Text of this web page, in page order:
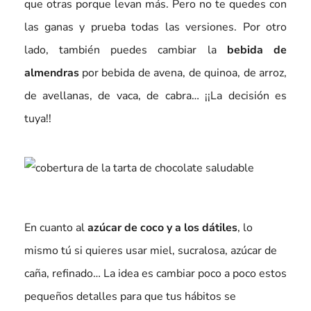
que otras porque levan más. Pero no te quedes con
las ganas y prueba todas las versiones. Por otro
lado, también puedes cambiar la bebida de
almendraspor bebida de avena, de quinoa, de arroz,
de avellanas, de vaca, de cabra… ¡¡La decisión es
tuya!!
En cuanto alazúcar de coco y a los dátiles, lo
mismo tú si quieres usar miel, sucralosa, azúcar de
caña, refinado… La idea es cambiar poco a poco estos
pequeños detalles para que tus hábitos se